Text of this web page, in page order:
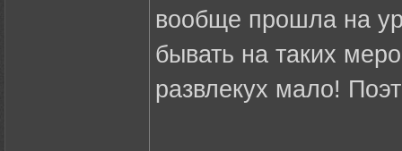
вообще прошла на
бывать на таких
развлекух мало!